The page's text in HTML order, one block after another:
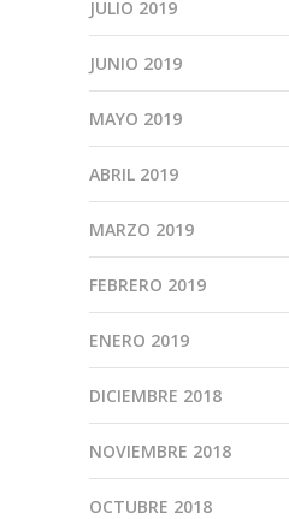
JULIO 2019
JUNIO 2019
MAYO 2019
ABRIL 2019
MARZO 2019
FEBRERO 2019
ENERO 2019
DICIEMBRE 2018
NOVIEMBRE 2018
OCTUBRE 2018